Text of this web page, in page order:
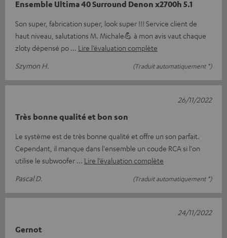
Ensemble Ultima 40 Surround Denon x2700h 5.1
Son super, fabrication super, look super !!! Service client de
haut niveau, salutations M. Michale💪 à mon avis vaut chaque
zloty dépensé po
Lire l’évaluation complète
Szymon H.
(Traduit automatiquement *)
Très bonne qualité et bon son
Le système est de très bonne qualité et offre un son parfait.
Cependant, il manque dans l'ensemble un coude RCA si l'on
utilise le subwoofer
Lire l’évaluation complète
Pascal D.
(Traduit automatiquement *)
26/11/2022
Gernot
24/11/2022